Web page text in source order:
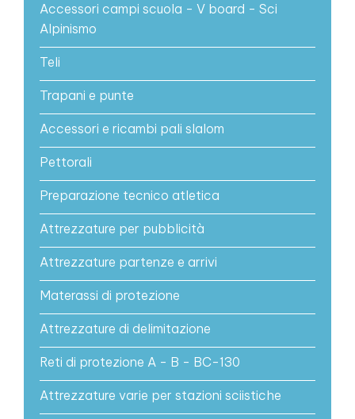
Accessori campi scuola - V board - Sci
Alpinismo
Teli
Trapani e punte
Accessori e ricambi pali slalom
Pettorali
Preparazione tecnico atletica
Attrezzature per pubblicità
Attrezzature partenze e arrivi
Materassi di protezione
Attrezzature di delimitazione
Reti di protezione A - B - BC-130
Attrezzature varie per stazioni sciistiche